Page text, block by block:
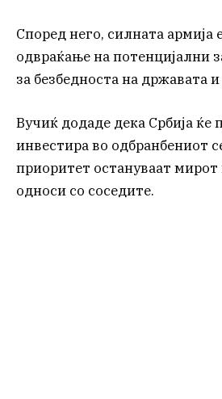
Според него, силната армија
одвраќање на потенцијални
за безбедноста на државата
Вучиќ додаде дека Србија ќе
инвестира во одбранбениот
приоритет остануваат
односи со соседите.